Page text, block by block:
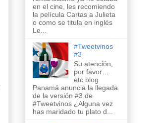
en el cine, les recomiendo
la película Cartas a Julieta
o como se titula en inglés
Le...
#Tweetvinos
#3
Su atención,
por favor…
etc blog
Panamá anuncia la llegada
de la versión #3 de
#Tweetvinos ¿Alguna vez
has maridado tu plato d...